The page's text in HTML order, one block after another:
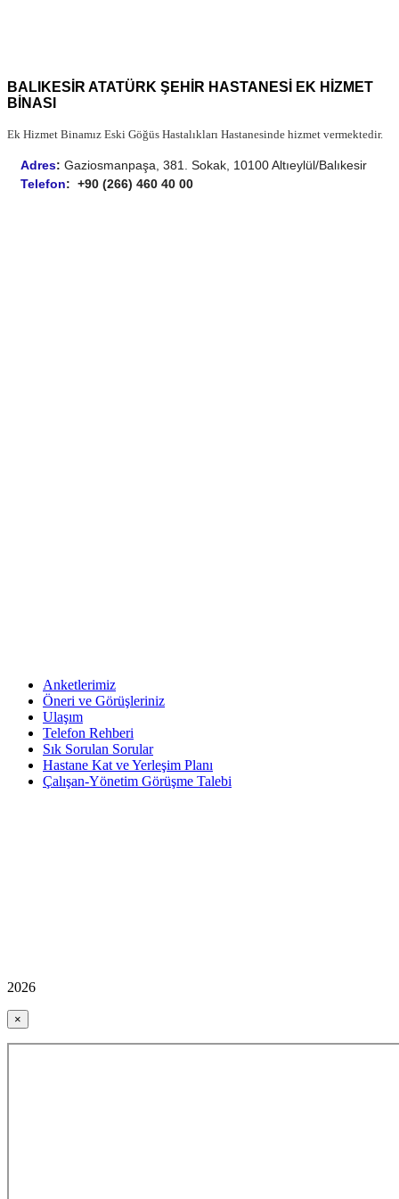
BALIKESİR ATATÜRK ŞEHİR HASTANESİ EK HİZMET
BİNASI
Ek Hizmet Binamız Eski Göğüs Hastalıkları Hastanesinde hizmet vermektedir.
Adres: Gaziosmanpaşa, 381. Sokak, 10100 Altıeylül/Balıkesir
Telefon: +90 (266) 460 40 00
Anketlerimiz
Öneri ve Görüşleriniz
Ulaşım
Telefon Rehberi
Sık Sorulan Sorular
Hastane Kat ve Yerleşim Planı
Çalışan-Yönetim Görüşme Talebi
2026
×